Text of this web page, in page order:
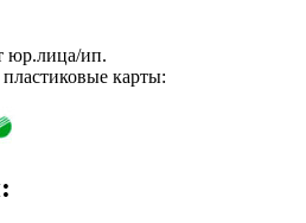
юр.лица/ип.
карты: